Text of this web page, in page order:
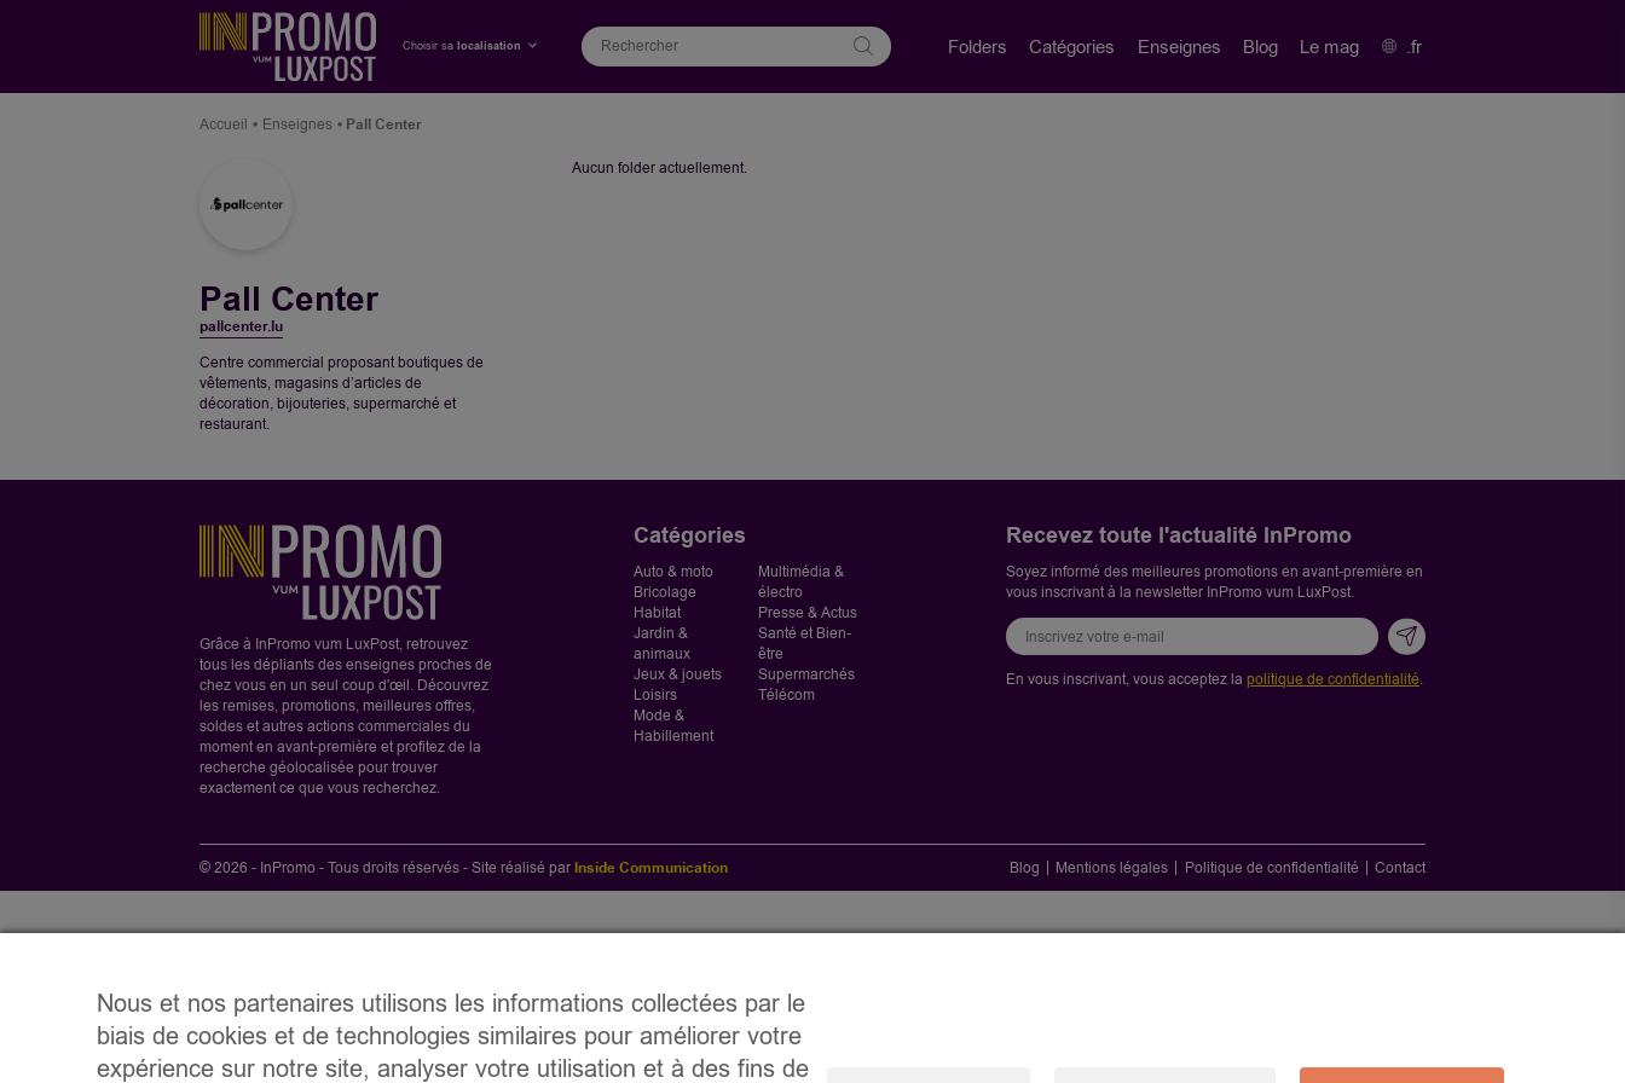
Choisir sa localisation Folders Catégories Enseignes Blog Le mag .fr
Accueil Enseignes Pall Center
Pall Center
pallcenter.lu
Centre commercial proposant boutiques de
vêtements, magasins d’articles de
décoration, bijouteries, supermarché et
restaurant.
Aucun folder actuellement.
Grâce à InPromo vum LuxPost, retrouvez
tous les dépliants des enseignes proches de
chez vous en un seul coup d'œil. Découvrez
les remises, promotions, meilleures offres,
soldes et autres actions commerciales du
moment en avant-première et profitez de la
recherche géolocalisée pour trouver
exactement ce que vous recherchez.
Catégories
Auto & moto
Bricolage
Habitat
Jardin &
animaux
Jeux & jouets
Loisirs
Mode &
Habillement
Multimédia &
électro
Presse & Actus
Santé et Bien-
être
Supermarchés
Télécom
Recevez toute l'actualité InPromo
Soyez informé des meilleures promotions en avant-première en
vous inscrivant à la newsletter InPromo vum LuxPost.
En vous inscrivant, vous acceptez lapolitique de confidentialité.
Blog Mentions légales Politique de confidentialité Contact
© 2026 - InPromo - Tous droits réservés - Site réalisé par Inside Communication
Nous et nos partenaires utilisons les informations collectées par le
biais de cookies et de technologies similaires pour améliorer votre
expérience sur notre site, analyser votre utilisation et à des fins de